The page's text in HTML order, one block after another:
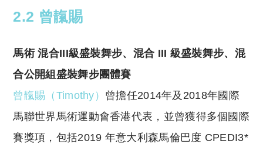
2.2 曾靝賜
馬術 混合III級盛裝舞步、混合 III 級盛裝舞步、混
合公開組盛裝舞步團體賽
曾靝賜（Timothy） 曾擔任2014年及2018年國際
馬聯世界馬術運動會香港代表，並曾獲得多個國際
賽獎項，包括2019 年意大利森馬倫巴度 CPEDI3*